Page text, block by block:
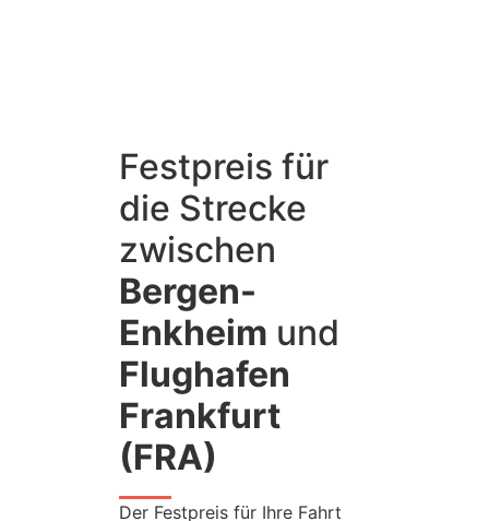
Festpreis für
die Strecke
zwischen
Bergen-
Enkheim und
Flughafen
Frankfurt
(FRA)
Der Festpreis für Ihre Fahrt